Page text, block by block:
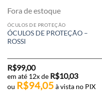
Fora de estoque
ÓCULOS DE PROTEÇÃO
ÓCULOS DE PROTEÇÃO –
ROSSI
R$99,00
em até 12x de R$10,03
ou R$94,05 à vista no PIX